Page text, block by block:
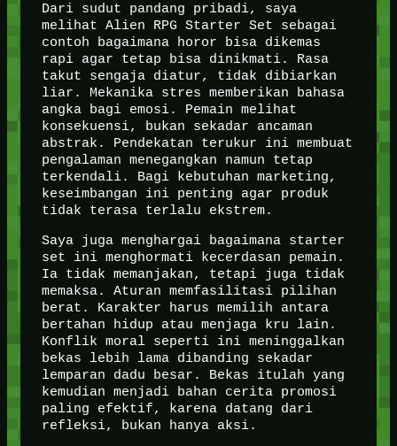
Dari sudut pandang pribadi, saya
melihat Alien RPG Starter Set sebagai
contoh bagaimana horor bisa dikemas
rapi agar tetap bisa dinikmati. Rasa
takut sengaja diatur, tidak dibiarkan
liar. Mekanika stres memberikan bahasa
angka bagi emosi. Pemain melihat
konsekuensi, bukan sekadar ancaman
abstrak. Pendekatan terukur ini membuat
pengalaman menegangkan namun tetap
terkendali. Bagi kebutuhan marketing,
keseimbangan ini penting agar produk
tidak terasa terlalu ekstrem.
Saya juga menghargai bagaimana starter
set ini menghormati kecerdasan pemain.
Ia tidak memanjakan, tetapi juga tidak
memaksa. Aturan memfasilitasi pilihan
berat. Karakter harus memilih antara
bertahan hidup atau menjaga kru lain.
Konflik moral seperti ini meninggalkan
bekas lebih lama dibanding sekadar
lemparan dadu besar. Bekas itulah yang
kemudian menjadi bahan cerita promosi
paling efektif, karena datang dari
refleksi, bukan hanya aksi.